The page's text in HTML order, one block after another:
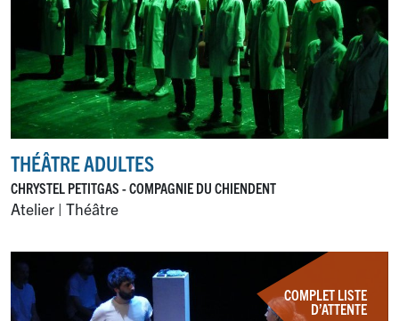
THÉÂTRE ADULTES
CHRYSTEL PETITGAS - COMPAGNIE DU CHIENDENT
Atelier | Théâtre
COMPLET LISTE
D’ATTENTE